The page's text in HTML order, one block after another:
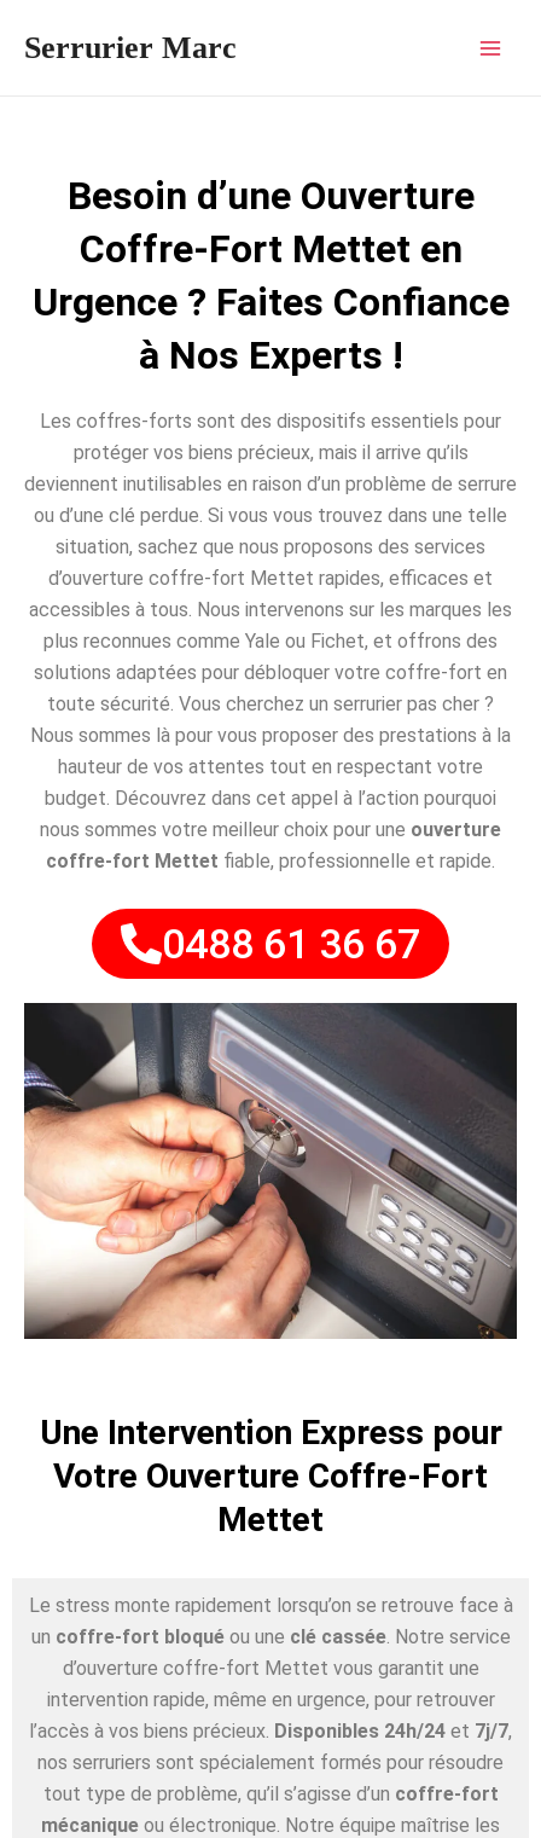
Serrurier Marc
Besoin d’une Ouverture
Coffre-Fort Mettet en
Urgence ? Faites Confiance
à Nos Experts !
Les coffres-forts sont des dispositifs essentiels pour
protéger vos biens précieux, mais il arrive qu’ils
deviennent inutilisables en raison d’un problème de serrure
ou d’une clé perdue. Si vous vous trouvez dans une telle
situation, sachez que nous proposons des services
d’ouverture coffre-fort Mettet rapides, efficaces et
accessibles à tous. Nous intervenons sur les marques les
plus reconnues comme Yale ou Fichet, et offrons des
solutions adaptées pour débloquer votre coffre-fort en
toute sécurité. Vous cherchez un serrurier pas cher ?
Nous sommes là pour vous proposer des prestations à la
hauteur de vos attentes tout en respectant votre
budget. Découvrez dans cet appel à l’action pourquoi
nous sommes votre meilleur choix pour une ouverture
coffre-fort Mettet fiable, professionnelle et rapide.
0488 61 36 67
Une Intervention Express pour
Votre Ouverture Coffre-Fort
Mettet
Le stress monte rapidement lorsqu’on se retrouve face à
un coffre-fort bloquéou une clé cassée. Notre service
d’ouverture coffre-fort Mettet vous garantit une
intervention rapide, même en urgence, pour retrouver
l’accès à vos biens précieux. Disponibles 24h/24 et 7j/7,
nos serruriers sont spécialement formés pour résoudre
tout type de problème, qu’il s’agisse d’un coffre-fort
mécanique ou électronique. Notre équipe maîtrise les